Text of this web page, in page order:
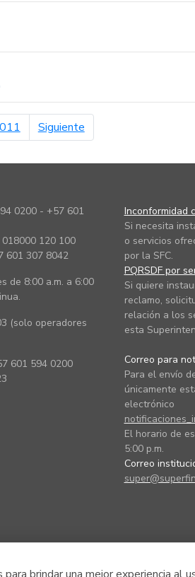
Siguientepágina siguiente
0200 - +57 601
018000 120 100
601 307 8042
de 8:00 a.m. a 6:00
(solo operadores
601 594 0200
Inconformidad
Si necesita
o servicios
por la SFC.
PQRSDF por
Si quiere
reclamo,
relación a los
esta
Correo para
Para el envío
únicamente
electrónico
El horario de
5:00 p.m.
Correo